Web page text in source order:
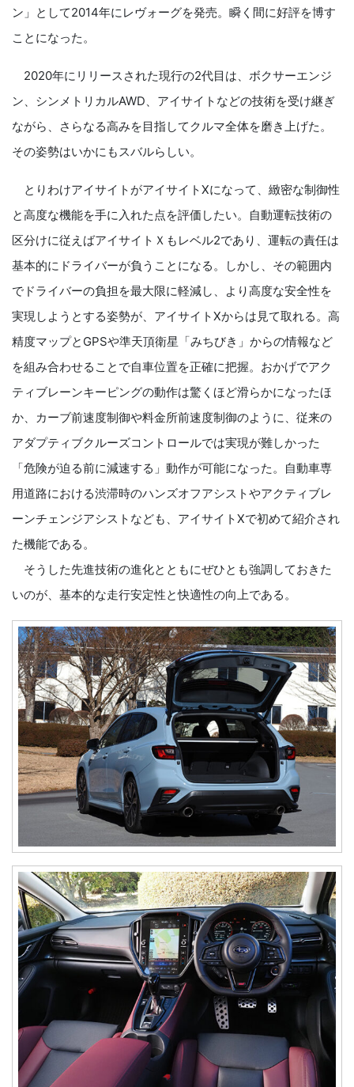
ン」として2014年にレヴォーグを発売。瞬く間に好評を博す
ことになった。
2020年にリリースされた現行の2代目は、ボクサーエンジ
ン、シンメトリカルAWD、アイサイトなどの技術を受け継ぎ
ながら、さらなる高みを目指してクルマ全体を磨き上げた。
その姿勢はいかにもスバルらしい。
とりわけアイサイトがアイサイトXになって、緻密な制御性
と高度な機能を手に入れた点を評価したい。自動運転技術の
区分けに従えばアイサイトＸもレベル2であり、運転の責任は
基本的にドライバーが負うことになる。しかし、その範囲内
でドライバーの負担を最大限に軽減し、より高度な安全性を
実現しようとする姿勢が、アイサイトXからは見て取れる。高
精度マップとGPSや準天頂衛星「みちびき」からの情報など
を組み合わせることで自車位置を正確に把握。おかげでアク
ティブレーンキーピングの動作は驚くほど滑らかになったほ
か、カーブ前速度制御や料金所前速度制御のように、従来の
アダプティブクルーズコントロールでは実現が難しかった
「危険が迫る前に減速する」動作が可能になった。自動車専
用道路における渋滞時のハンズオフアシストやアクティブレ
ーンチェンジアシストなども、アイサイトXで初めて紹介され
た機能である。
そうした先進技術の進化とともにぜひとも強調しておきた
いのが、基本的な走行安定性と快適性の向上である。